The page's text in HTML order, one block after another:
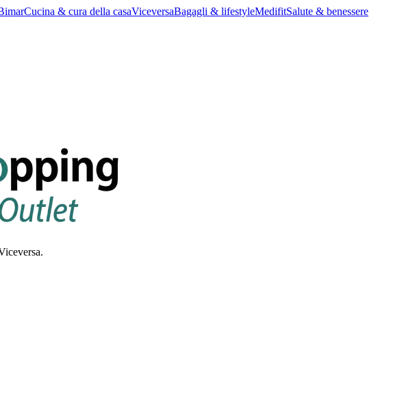
Cucina & cura della casaViceversaBagagli & lifestyleMedifitSalute & benessere